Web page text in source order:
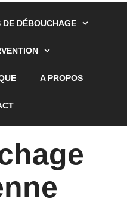
DE DÉBOUCHAGE
A PROPOS